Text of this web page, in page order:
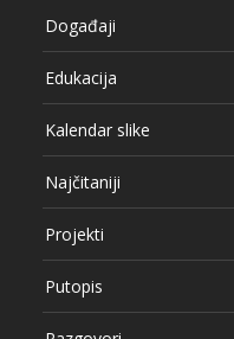
Događaji
Edukacija
Kalendar slike
Najčitaniji
Projekti
Putopis